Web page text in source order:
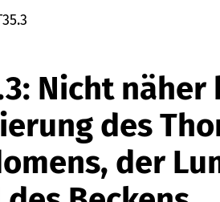
Nicht näher
des
der